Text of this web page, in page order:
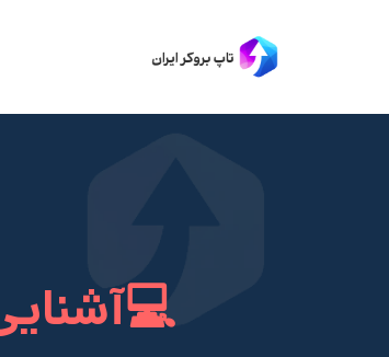
💻آشنایی با